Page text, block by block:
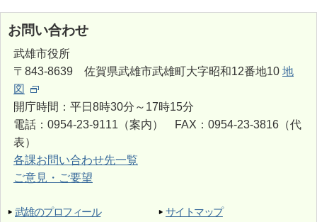
お問い合わせ
武雄市役所
〒843-8639 佐賀県武雄市武雄町大字昭和12番地10 地
図
開庁時間：平日8時30分～17時15分
電話：0954-23-9111（案内） FAX：0954-23-3816（代
表）
各課お問い合わせ先一覧
ご意見・ご要望
武雄のプロフィール
サイトマップ